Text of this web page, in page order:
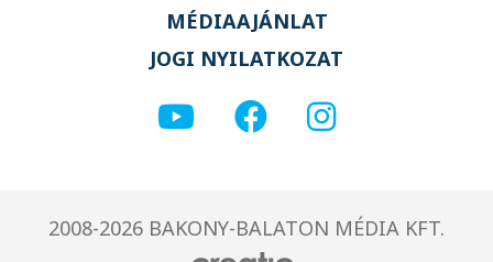
MÉDIAAJÁNLAT
JOGI NYILATKOZAT
2008-2026 BAKONY-BALATON MÉDIA KFT.